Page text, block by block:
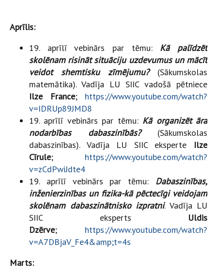
Aprīlis:
19. aprīlī vebinārs par tēmu: Kā palīdzēt
skolēnam risināt situāciju uzdevumus un mācīt
veidot shemtisku zīmējumu?(Sākumskolas
matemātika). Vadīja LU SIIC vadošā pētniece
Ilze France; https://www.youtube.com/watch?
v=IDRUp89JMD8
19. aprīlī vebinārs par tēmu: Kā organizēt āra
nodarbības dabaszinībās?(Sākumskolas
dabaszinības). Vadīja LU SIIC eksperte Ilze
Cīrule;
https://www.youtube.com/watch?
v=zCdPwiJdte4
19. aprīlī vebinārs par tēmu: Dabaszinības,
inženierzinības un fizika-kā pēctecīgi veidojam
skolēnam dabaszinātnisko izpratni. Vadīja LU
SIIC eksperts Uldis
Dzērve; https://www.youtube.com/watch?
v=A7DBjaV_Fe4&amp;t=4s
Marts: